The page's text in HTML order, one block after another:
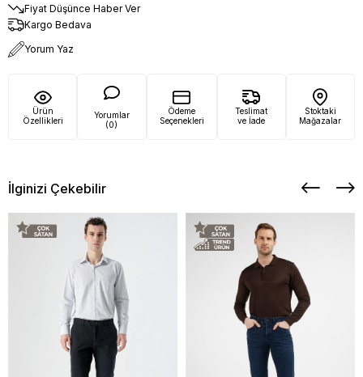
Fiyat Düşünce Haber Ver
Kargo Bedava
Yorum Yaz
Ürün
Özellikleri
Yorumlar
(0)
Ödeme
Seçenekleri
Teslimat
ve İade
Stoktaki
Mağazalar
İlginizi Çekebilir